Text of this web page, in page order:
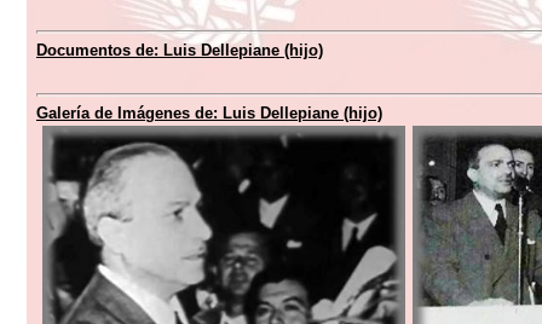
Documentos de: Luis Dellepiane (hijo)
Galería de Imágenes de: Luis Dellepiane (hijo)